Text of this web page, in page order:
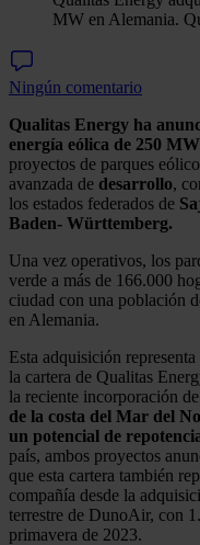
MW en Alemania.
Ningún comentario
Qualitas Energy ha
energía eólica de 250
proyectos de parques
avanzada de desarrollo,
los estados federados de
Baden- Württemberg.
Una vez operativos, los
verde a más de 166.000
ciudad con una población
en Alemania.
Esta adquisición
la cartera de Qualitas
la reciente incorporación de
de la costa del Mar del
un potencial de
país, ambos proyectos
que esta cartera también
compañía desde la
terrestre de DunoAir, con
primavera de 2023.